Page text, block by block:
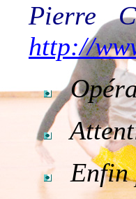
Pierre
http://
Enfin